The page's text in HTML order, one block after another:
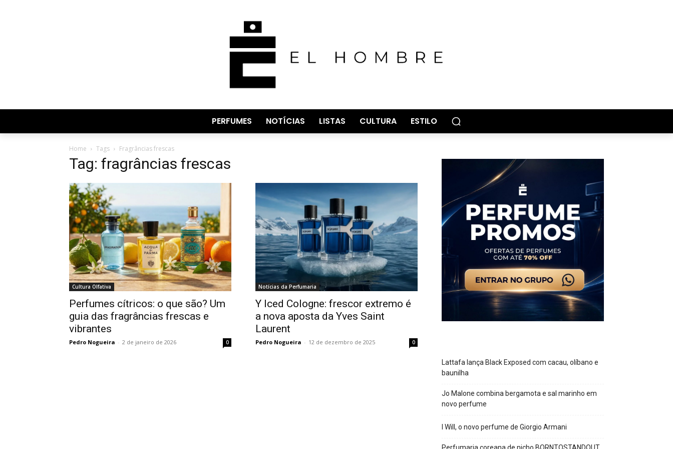
PERFUMES NOTÍCIAS LISTAS CULTURA ESTILO
Home Tags Fragrâncias frescas
Tag: fragrâncias frescas
Cultura Olfativa
Perfumes cítricos: o que são? Um
guia das fragrâncias frescas e
vibrantes
Pedro Nogueira - 2 de janeiro de 2026 0
Notícias da Perfumaria
Y Iced Cologne: frescor extremo é
a nova aposta da Yves Saint
Laurent
Pedro Nogueira - 12 de dezembro de 2025 0
Lattafa lança Black Exposed com cacau, olíbano e
baunilha
Jo Malone combina bergamota e sal marinho em
novo perfume
I Will, o novo perfume de Giorgio Armani
Perfumaria coreana de nicho BORNTOSTANDOUT